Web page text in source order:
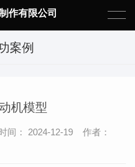
作有限公司
案例
机模型
间： 2024-12-19 作者：